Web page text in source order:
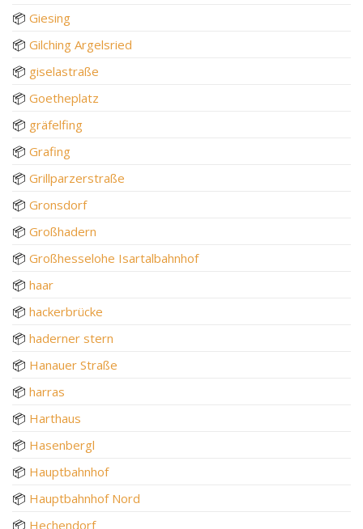
📦 Giesing
📦 Gilching Argelsried
📦 giselastraße
📦 Goetheplatz
📦 gräfelfing
📦 Grafing
📦 Grillparzerstraße
📦 Gronsdorf
📦 Großhadern
📦 Großhesselohe Isartalbahnhof
📦 haar
📦 hackerbrücke
📦 haderner stern
📦 Hanauer Straße
📦 harras
📦 Harthaus
📦 Hasenbergl
📦 Hauptbahnhof
📦 Hauptbahnhof Nord
📦 Hechendorf